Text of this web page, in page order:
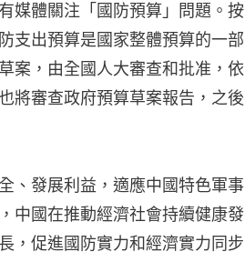
媒體關注「國防預算」問題。按
支出預算是國家整體預算的一部
案，由全國人大審查和批准，依
將審查政府預算草案報告，之後
、發展利益，適應中國特色軍事
中國在推動經濟社會持續健康發
，促進國防實力和經濟實力同步